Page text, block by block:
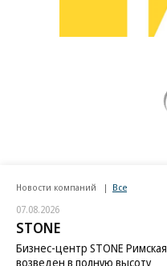
Новости компаний Все
07.08.2026
STONE
Бизнес-центр STONE Римская
возведен в полную высоту